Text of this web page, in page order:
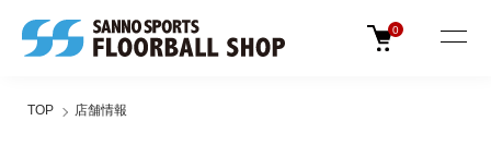
0
TOP 店舗情報